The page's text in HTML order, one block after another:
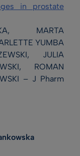
in prostate
MARTA
YUMBA
JULIA
ROMAN
– J Pharm